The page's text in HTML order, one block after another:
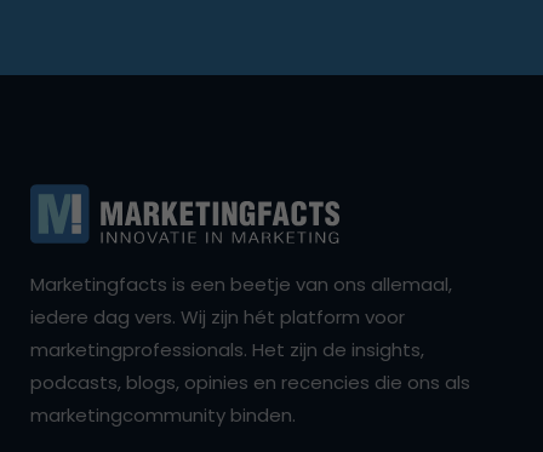
Marketingfacts is een beetje van ons allemaal,
iedere dag vers. Wij zijn hét platform voor
marketingprofessionals. Het zijn de insights,
podcasts, blogs, opinies en recencies die ons als
marketingcommunity binden.